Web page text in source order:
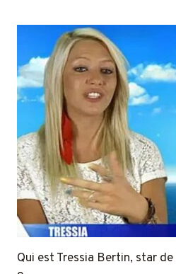
Qui est Tressia Bertin, star